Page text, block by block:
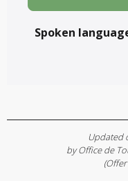
Spoken
Spoken
Updated
by Office de